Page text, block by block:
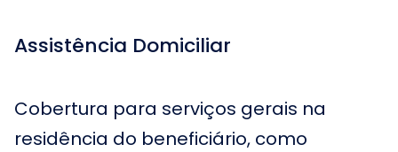
Assistência Domiciliar
Cobertura para serviços gerais na
residência do beneficiário, como